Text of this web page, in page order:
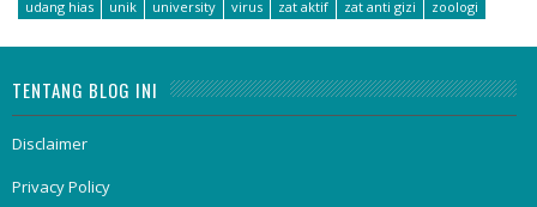
udang hias
unik university virus zat aktif zat anti gizi zoologi
TENTANG BLOG INI
Disclaimer
Privacy Policy